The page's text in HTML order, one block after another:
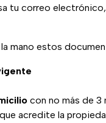
tu correo
mano estos
con no más de 3
acredite la